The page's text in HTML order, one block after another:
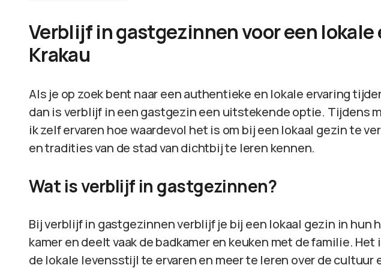
Verblijf in gastgezinnen voor een lokale
Krakau
Als je op zoek bent naar een authentieke en lokale ervaring
dan is verblijf in een gastgezin een uitstekende optie. Tijdens
ik zelf ervaren hoe waardevol het is om bij een lokaal gezin te
en tradities van de stad van dichtbij te leren kennen.
Wat is verblijf in gastgezinnen?
Bij verblijf in gastgezinnen verblijf je bij een lokaal gezin in hun
kamer en deelt vaak de badkamer en keuken met de familie. Het
de lokale levensstijl te ervaren en meer te leren over de cultuur